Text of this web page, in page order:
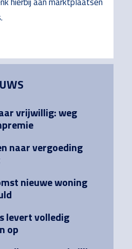
vrijwillig: weg
naar vergoeding
nieuwe woning
levert volledig
op